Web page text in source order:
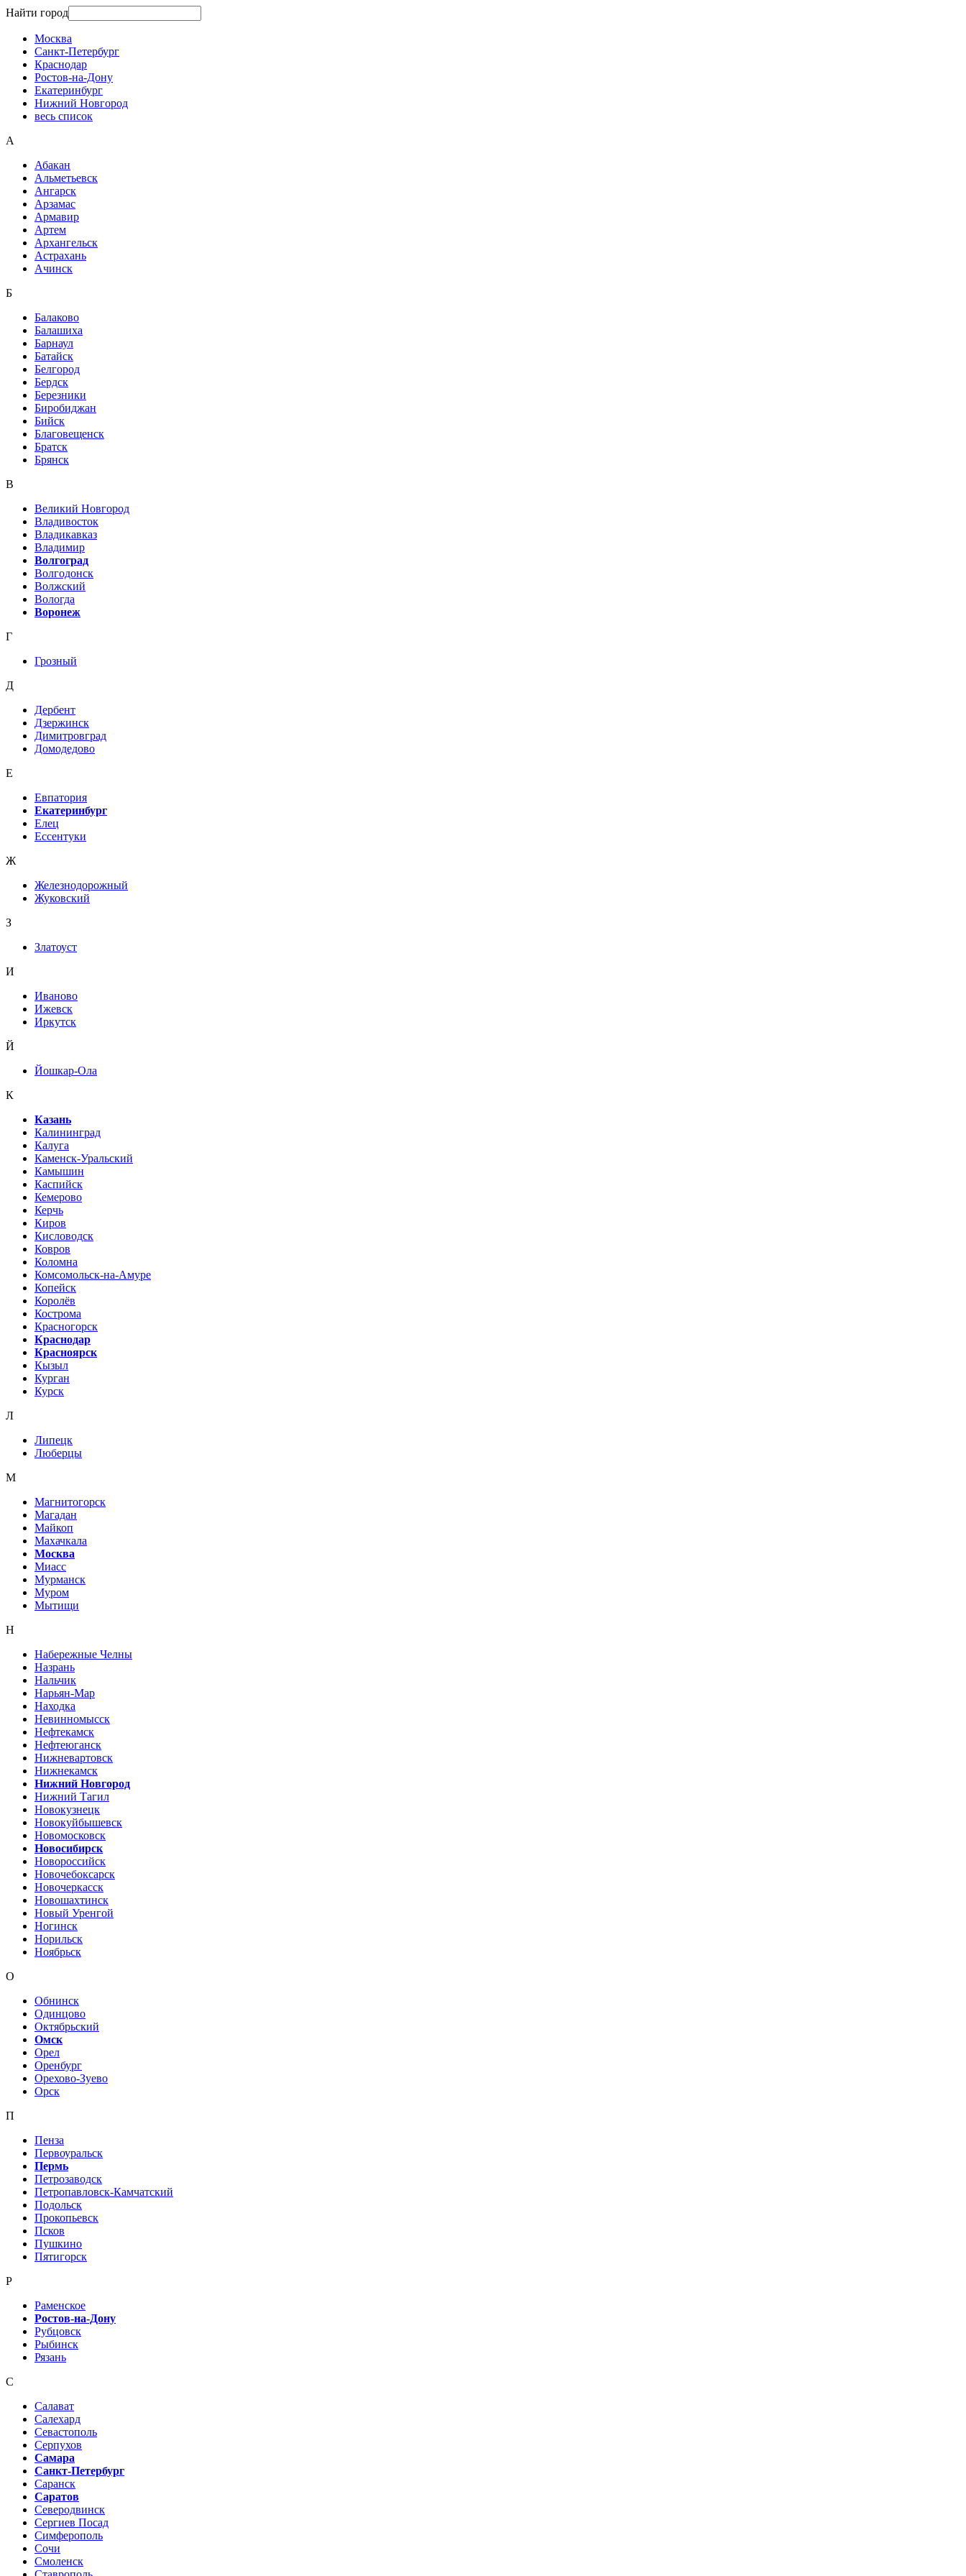
Найти город
Москва
Санкт-Петербург
Краснодар
Ростов-на-Дону
Екатеринбург
Нижний Новгород
весь список
А
Абакан
Альметьевск
Ангарск
Арзамас
Армавир
Артем
Архангельск
Астрахань
Ачинск
Б
Балаково
Балашиха
Барнаул
Батайск
Белгород
Бердск
Березники
Биробиджан
Бийск
Благовещенск
Братск
Брянск
В
Великий Новгород
Владивосток
Владикавказ
Владимир
Волгоград
Волгодонск
Волжский
Вологда
Воронеж
Г
Грозный
Д
Дербент
Дзержинск
Димитровград
Домодедово
Е
Евпатория
Екатеринбург
Елец
Ессентуки
Ж
Железнодорожный
Жуковский
З
Златоуст
И
Иваново
Ижевск
Иркутск
Й
Йошкар-Ола
К
Казань
Калининград
Калуга
Каменск-Уральский
Камышин
Каспийск
Кемерово
Керчь
Киров
Кисловодск
Ковров
Коломна
Комсомольск-на-Амуре
Копейск
Королёв
Кострома
Красногорск
Краснодар
Красноярск
Кызыл
Курган
Курск
Л
Липецк
Люберцы
М
Магнитогорск
Магадан
Майкоп
Махачкала
Москва
Миасс
Мурманск
Муром
Мытищи
Н
Набережные Челны
Назрань
Нальчик
Нарьян-Мар
Находка
Невинномысск
Нефтекамск
Нефтеюганск
Нижневартовск
Нижнекамск
Нижний Новгород
Нижний Тагил
Новокузнецк
Новокуйбышевск
Новомосковск
Новосибирск
Новороссийск
Новочебоксарск
Новочеркасск
Новошахтинск
Новый Уренгой
Ногинск
Норильск
Ноябрьск
О
Обнинск
Одинцово
Октябрьский
Омск
Орел
Оренбург
Орехово-Зуево
Орск
П
Пенза
Первоуральск
Пермь
Петрозаводск
Петропавловск-Камчатский
Подольск
Прокопьевск
Псков
Пушкино
Пятигорск
Р
Раменское
Ростов-на-Дону
Рубцовск
Рыбинск
Рязань
С
Салават
Салехард
Севастополь
Серпухов
Самара
Санкт-Петербург
Саранск
Саратов
Северодвинск
Сергиев Посад
Симферополь
Сочи
Смоленск